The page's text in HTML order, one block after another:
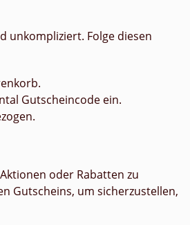
unkompliziert. Folge diesen
Gutscheincode ein.
oder Rabatten zu
Gutscheins, um sicherzustellen,